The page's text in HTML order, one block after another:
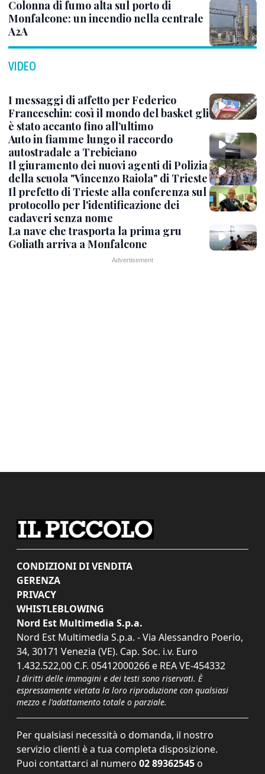
Colonna di fumo alta sul porto di
Monfalcone: un incendio nella centrale
A2A
VIDEO
I messaggi di affetto per Federico
Franceschin: così il mondo del basket gli
è stato accanto fino all’ultimo
Auto in fiamme lungo il raccordo
autostradale a Trebiciano
Il giuramento dei nuovi agenti di Polizia
della scuola "Vincenzo Raiola" di Trieste
Il prefetto di Trieste alla conferenza sul
protocollo per l'identificazione dei
cadaveri senza nome
La nave che trasporta la prima gru
Goliath arriva a Monfalcone
CONDIZIONI DI VENDITA
GERENZA
PRIVACY
WHISTLEBLOWING
Nord Est Multimedia S.p.a.
Nord Est Multimedia S.p.a. - Via Alessandro Poerio,
34, 30171 Venezia (VE). Cap. Soc. i.v. Euro
1.432.522,00 C.F. 05412000266 e REA VE-454332
I diritti delle immagini e dei testi sono riservati. È
espressamente vietata la loro riproduzione con qualsiasi
mezzo e l'adattamento totale o parziale.
Per qualsiasi necessità o domanda, il nostro
servizio clienti è a tua completa disposizione.
Puoi contattarci al numero 02 89362545 o